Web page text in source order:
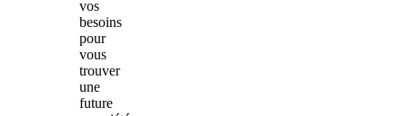
vos
besoins
pour
vous
trouver
une
future